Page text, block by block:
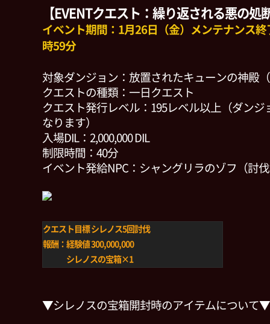
【EVENTクエスト：繰り返される悪の処
イベント期間：1月26日（金）メンテナンス終
時59分
対象ダンジョン：放置されたキューンの神殿
クエストの種類：一日クエスト
クエスト発行レベル：195レベル以上（ダンジ
なります）
入場DIL：2,000,000 DIL
制限時間：40分
イベント発給NPC：シャングリラのゾフ（討
クエスト目標 シレノス5回討伐
報酬：経験値 300,000,000
シレノスの宝箱×1
▼シレノスの宝箱開封時のアイテムについて▼